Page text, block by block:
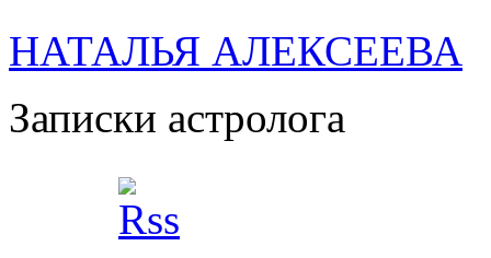
НАТАЛЬЯ АЛЕКСЕЕВА
Записки астролога